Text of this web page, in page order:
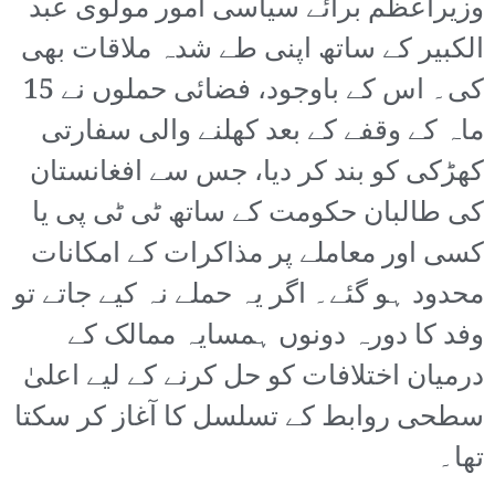
وزیراعظم برائے سیاسی امور مولوی عبد
الکبیر کے ساتھ اپنی طے شدہ ملاقات بھی
کی۔ اس کے باوجود، فضائی حملوں نے 15
ماہ کے وقفے کے بعد کھلنے والی سفارتی
کھڑکی کو بند کر دیا، جس سے افغانستان
کی طالبان حکومت کے ساتھ ٹی ٹی پی یا
کسی اور معاملے پر مذاکرات کے امکانات
محدود ہو گئے۔ اگر یہ حملے نہ کیے جاتے تو
وفد کا دورہ دونوں ہمسایہ ممالک کے
درمیان اختلافات کو حل کرنے کے لیے اعلیٰ
سطحی روابط کے تسلسل کا آغاز کر سکتا
تھا۔